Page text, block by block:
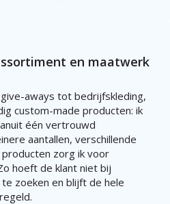
en maatwerk
aways tot bedrijfskleding,
custom-made producten: ik
één vertrouwd
aantallen, verschillende
zorg ik voor
hoeft de klant niet bij
zoeken en blijft de hele